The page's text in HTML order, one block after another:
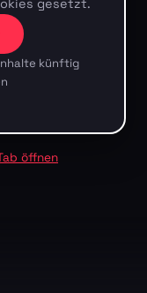
gesetzt.
künftig
öffnen